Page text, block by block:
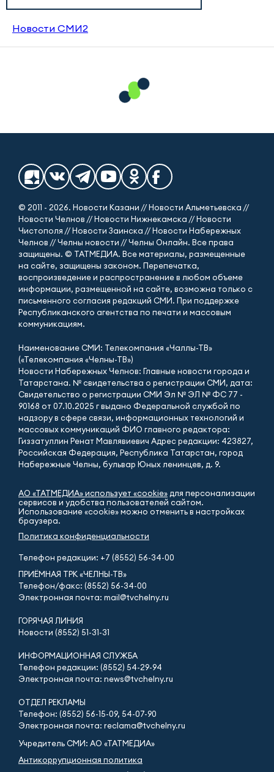
Новости СМИ2
© 2011 - 2026. Новости Казани // Новости Альметьевска //
Новости Челнов // Новости Нижнекамска // Новости
Чистополя // Новости Заинска // Новости Набережных
Челнов // Челны новости // Челны Онлайн. Все права
защищены. © ТАТМЕДИА. Все материалы, размещенные
на сайте, защищены законом. Перепечатка,
воспроизведение и распространение в любом объеме
информации, размещенной на сайте, возможна только с
письменного согласия редакций СМИ. При поддержке
Республиканского агентства по печати и массовым
коммуникациям.
Наименование СМИ: Телекомпания «Чаллы-ТВ»
(«Телекомпания «Челны-ТВ»)
Новости Набережных Челнов: Главные новости города и
Татарстана. № свидетельства о регистрации СМИ, дата:
Свидетельство о регистрации СМИ Эл № ЭЛ № ФС 77 -
90168 от 07.10.2025 г выдано Федеральной службой по
надзору в сфере связи, информационных технологий и
массовых коммуникаций ФИО главного редактора:
Гиззатуллин Ренат Мавлявиевич Адрес редакции: 423827,
Российская Федерация, Республика Татарстан, город
Набережные Челны, бульвар Юных ленинцев, д. 9.
АО «ТАТМЕДИА» использует «cookie» для персонализации
сервисов и удобства пользователей сайтом.
Использование «cookie» можно отменить в настройках
браузера.
Политика конфиденциальности
Телефон редакции: +7 (8552) 56-34-00
ПРИЁМНАЯ ТРК «ЧЕЛНЫ-ТВ»
Телефон/факс: (8552) 56-34-00
Электронная почта: mail@tvchelny.ru
ГОРЯЧАЯ ЛИНИЯ
Новости (8552) 51-31-31
ИНФОРМАЦИОННАЯ СЛУЖБА
Телефон редакции: (8552) 54-29-94
Электронная почта: news@tvchelny.ru
ОТДЕЛ РЕКЛАМЫ
Телефон: (8552) 56-15-09, 54-07-90
Электронная почта: reclama@tvchelny.ru
Учредитель СМИ: АО «ТАТМЕДИА»
Антикоррупционная политика